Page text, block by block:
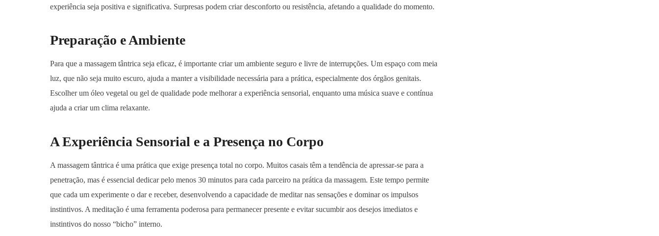
experiência seja positiva e significativa. Surpresas podem criar desconforto ou resistência, afetando a qualidade do momento.
Preparação e Ambiente
Para que a massagem tântrica seja eficaz, é importante criar um ambiente seguro e livre de interrupções. Um espaço com meia
luz, que não seja muito escuro, ajuda a manter a visibilidade necessária para a prática, especialmente dos órgãos genitais.
Escolher um óleo vegetal ou gel de qualidade pode melhorar a experiência sensorial, enquanto uma música suave e contínua
ajuda a criar um clima relaxante.
A Experiência Sensorial e a Presença no Corpo
A massagem tântrica é uma prática que exige presença total no corpo. Muitos casais têm a tendência de apressar-se para a
penetração, mas é essencial dedicar pelo menos 30 minutos para cada parceiro na prática da massagem. Este tempo permite
que cada um experimente o dar e receber, desenvolvendo a capacidade de meditar nas sensações e dominar os impulsos
instintivos. A meditação é uma ferramenta poderosa para permanecer presente e evitar sucumbir aos desejos imediatos e
instintivos do nosso “bicho” interno.